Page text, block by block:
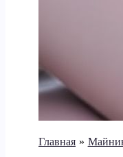
Главная